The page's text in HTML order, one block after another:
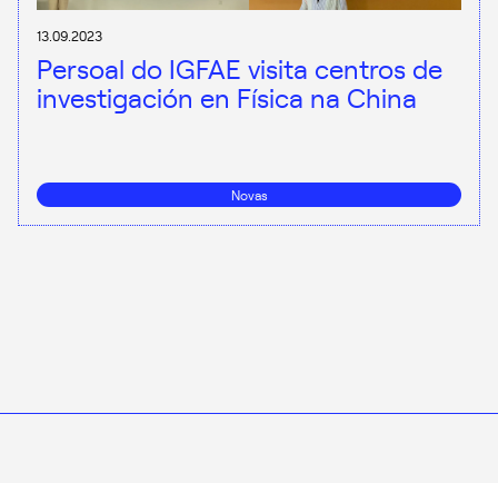
13.09.2023
Persoal do IGFAE visita centros de
investigación en Física na China
Novas